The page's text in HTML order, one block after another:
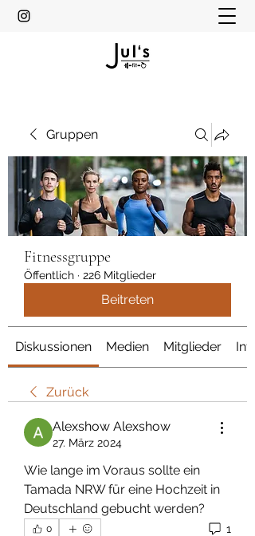
Gruppen
Fitnessgruppe
Öffentlich · 226 Mitglieder
Beitreten
Diskussionen Medien Mitglieder Info
Zurück
Alexshow Alexshow
27. März 2024
Wie lange im Voraus sollte ein
Tamada NRW für eine Hochzeit in
Deutschland gebucht werden?
0 1